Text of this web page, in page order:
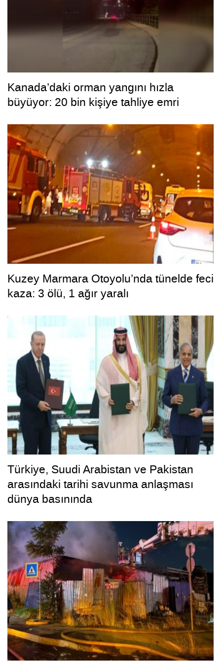
Kanada’daki orman yangını hızla
büyüyor: 20 bin kişiye tahliye emri
Kuzey Marmara Otoyolu’nda tünelde feci
kaza: 3 ölü, 1 ağır yaralı
Türkiye, Suudi Arabistan ve Pakistan
arasındaki tarihi savunma anlaşması
dünya basınında